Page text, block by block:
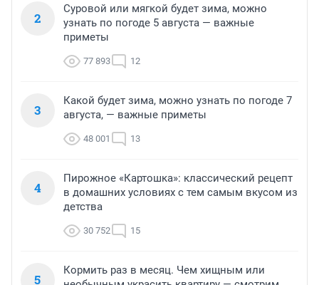
2
Суровой или мягкой будет зима, можно
узнать по погоде 5 августа — важные
приметы
77 893 12
3
Какой будет зима, можно узнать по погоде 7
августа, — важные приметы
48 001 13
4
Пирожное «Картошка»: классический рецепт
в домашних условиях с тем самым вкусом из
детства
30 752 15
5
Кормить раз в месяц. Чем хищным или